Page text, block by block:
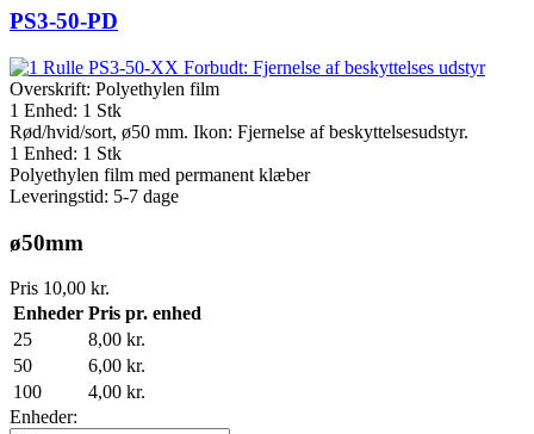
PS3-50-PD
Overskrift: Polyethylen film
1 Enhed: 1 Stk
Rød/hvid/sort, ø50 mm. Ikon: Fjernelse af beskyttelsesudstyr.
1 Enhed: 1 Stk
Polyethylen film med permanent klæber
Leveringstid: 5-7 dage
ø50mm
Pris 10,00 kr.
Enheder Pris pr. enhed
25
8,00 kr.
50
6,00 kr.
100
4,00 kr.
Enheder: